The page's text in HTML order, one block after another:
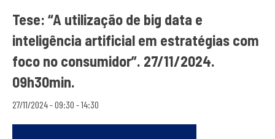
Tese: “A utilização de big data e
inteligência artificial em estratégias com
foco no consumidor”. 27/11/2024.
09h30min.
27/11/2024 - 09:30 -14:30